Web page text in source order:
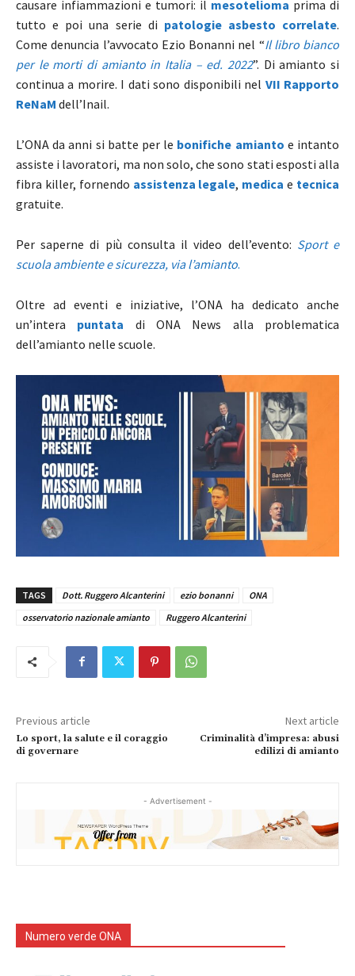
causare infiammazioni e tumori: il mesotelioma prima di
tutto e poi una serie di patologie asbesto correlate.
Come denuncia l’avvocato Ezio Bonanni nel “Il libro bianco
per le morti di amianto in Italia – ed. 2022”. Di amianto si
continua a morire. I dati sono disponibili nel VII Rapporto
ReNaM dell’Inail.
L’ONA da anni si batte per le bonifiche amianto e intanto
assiste i lavoratori, ma non solo, che sono stati esposti alla
fibra killer, fornendo assistenza legale, medicae tecnica
gratuite.
Per saperne di più consulta il video dell’evento: Sport e
scuola ambiente e sicurezza, via l’amianto.
Oltre ad eventi e iniziative, l’ONA ha dedicato anche
un’intera puntata di ONA News alla problematica
dell’amianto nelle scuole.
TAGS Dott. Ruggero Alcanterini ezio bonanni
ONA
osservatorio nazionale amianto
Ruggero Alcanterini
Previous article
Lo sport, la salute e il coraggio
di governare
Next article
Criminalità d’impresa: abusi
edilizi di amianto
- Advertisement -
Numero verde ONA